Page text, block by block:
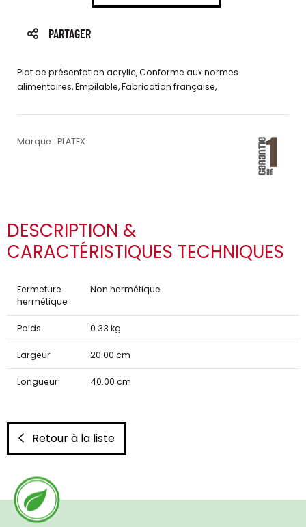
PARTAGER
Plat de présentation acrylic, Conforme aux normes
alimentaires, Empilable, Fabrication française,
Marque : PLATEX
DESCRIPTION &
CARACTÉRISTIQUES TECHNIQUES
Fermeture
hermétique
Non hermétique
Poids 0.33 kg
Largeur 20.00 cm
Longueur 40.00 cm
Retour à la liste